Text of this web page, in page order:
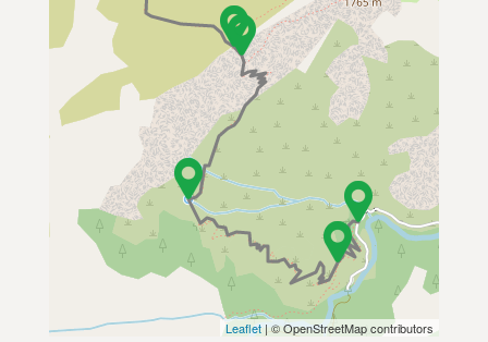
Leaflet | © OpenStreetMap contributors